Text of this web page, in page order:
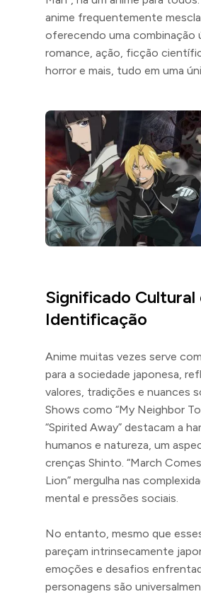
anime frequentemente
oferecendo uma combinação
romance, ação, ficção
horror e mais, tudo em uma
Significado Cultural
Identificação
Anime muitas vezes serve
para a sociedade japonesa,
valores, tradições e nuances
Shows como “My Neighbor
“Spirited Away” destacam a
humanos e natureza, um
crenças Shinto. “March
Lion” mergulha nas
mental e pressões sociais.
No entanto, mesmo que
pareçam intrinsecamente
emoções e desafios
personagens são